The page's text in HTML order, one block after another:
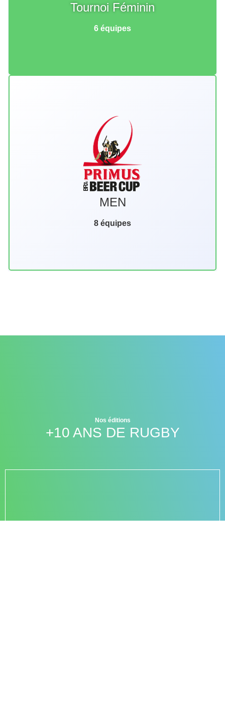
Tournoi Féminin
6 équipes
B
R
7
S
MEN
8 équipes
Nos éditions
+10 ANS DE RUGBY